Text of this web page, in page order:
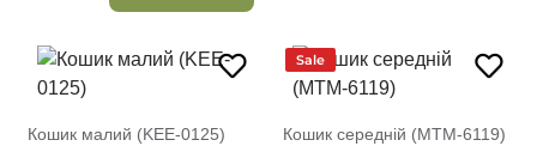
Кошик малий (KEE-0125)
Sale
Кошик середній (MTM-6119)